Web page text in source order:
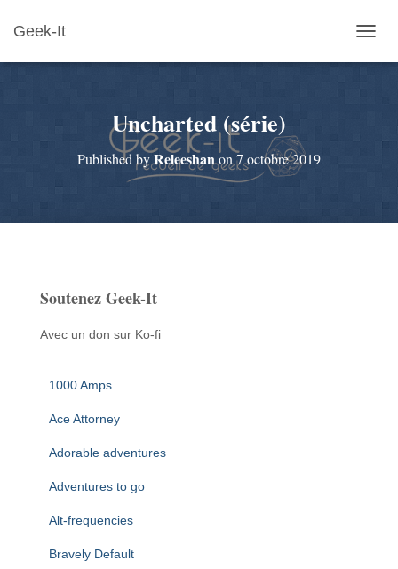
Geek-It
U
Uncharted (série)
Published byReleeshanon7 octobre 2019
Soutenez Geek-It
Avec un don sur Ko-fi
1000 Amps
Ace Attorney
Adorable adventures
Adventures to go
Alt-frequencies
Bravely Default